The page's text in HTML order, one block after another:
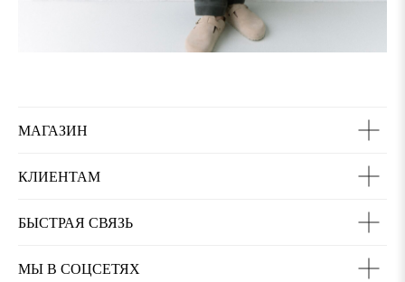
МАГАЗИН
КЛИЕНТАМ
БЫСТРАЯ СВЯЗЬ
МЫ В СОЦСЕТЯХ